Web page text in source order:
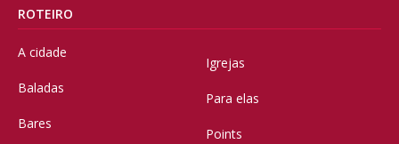
ROTEIRO
A cidade
Baladas
Bares
Igrejas
Para elas
Points